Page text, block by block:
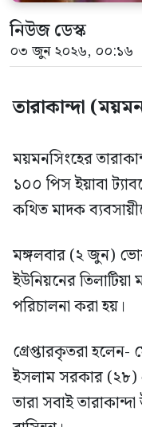
নিউজ ডেস্ক
০৩ জুন ২০২৬, ০০:১৬
তারাকান্দা
‎ময়মনসিংহের
১০০ পিস ইয়াবা
কথিত মাদক
মঙ্গলবার (২ জুন)
ইউনিয়নের
পরিচালনা করা হয়।
গ্রেপ্তারকৃতরা
ইসলাম সরকার
তারা সবাই